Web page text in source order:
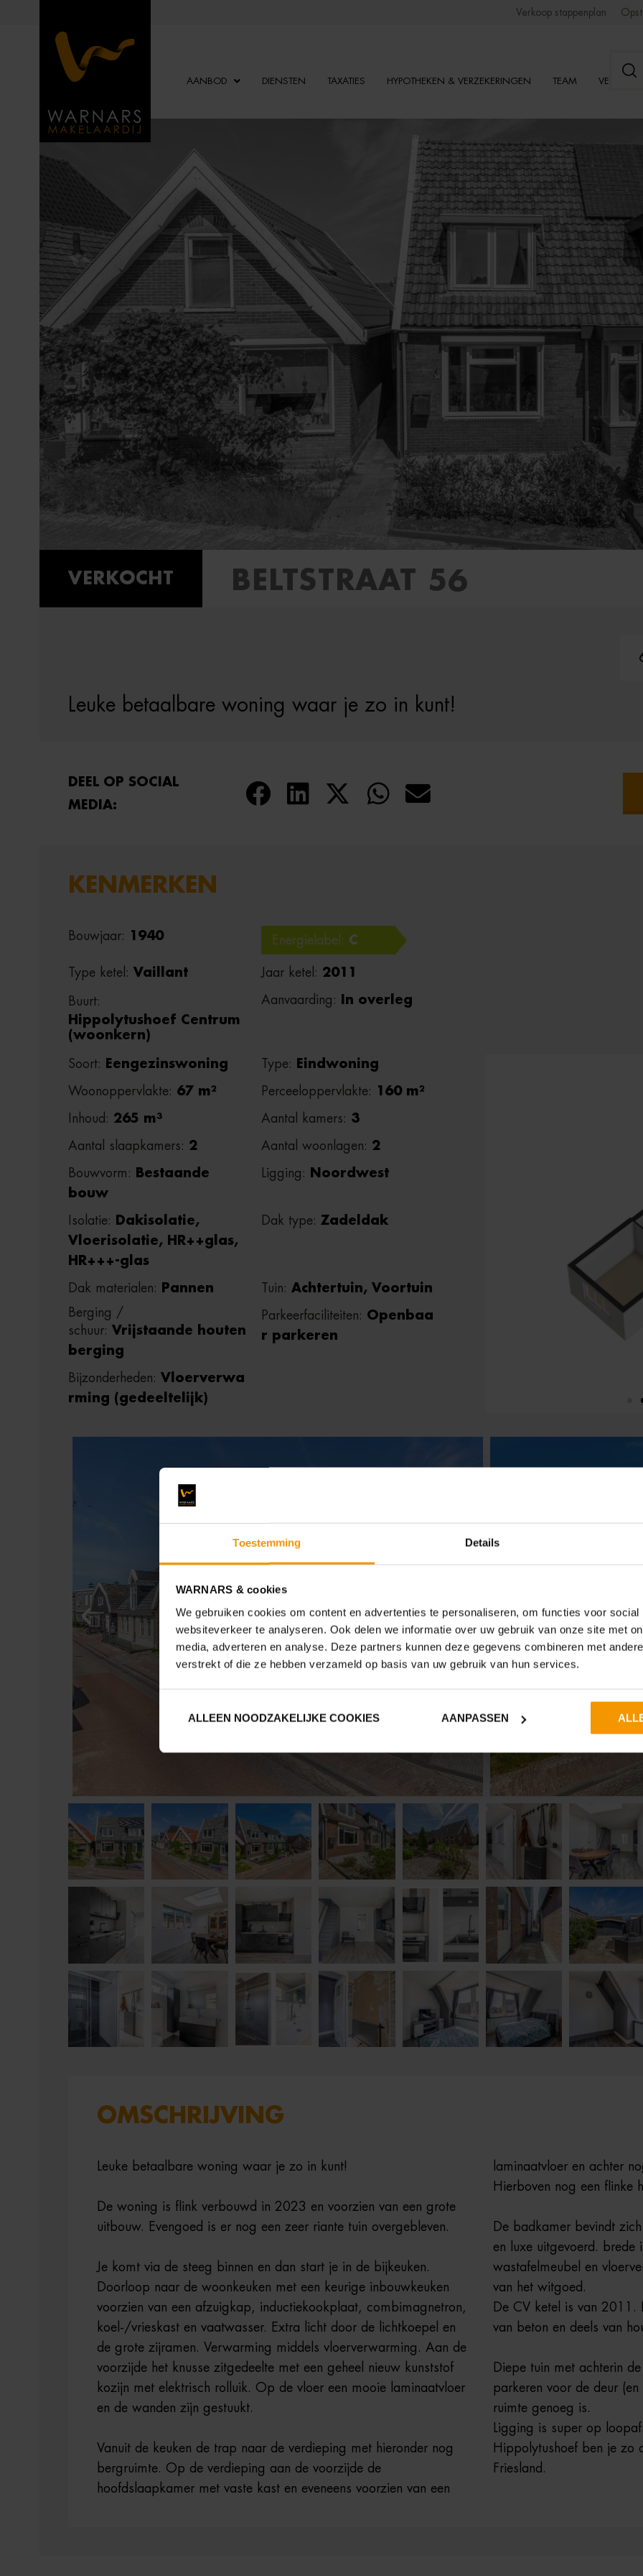
Toestemming Details
WARNARS & cookies
We gebruiken cookies om content en advertenties te personaliseren, om functies voor
websiteverkeer te analyseren. Ook delen we informatie over uw gebruik van onze site met
media, adverteren en analyse. Deze partners kunnen deze gegevens combineren met
verstrekt of die ze hebben verzameld op basis van uw gebruik van hun services.
ALLEEN NOODZAKELIJKE COOKIES AANPASSEN
Verkoop stappenplan
AANBOD DIENSTEN TAXATIES HYPOTHEKEN & VERZEKERINGEN TEAM
VERKOCHT BELTSTRAAT 56
Leuke betaalbare woning waar je zo in kunt!
DEEL OP SOCIAL
MEDIA:
KENMERKEN
Bouwjaar: 1940 Energielabel: C
Type ketel: Vaillant Jaar ketel: 2011
Buurt:
Hippolytushoef Centrum
(woonkern)
Aanvaarding: In overleg
Soort: Eengezinswoning Type: Eindwoning
Woonoppervlakte: 67 m² Perceeloppervlakte: 160 m²
Inhoud: 265 m³ Aantal kamers: 3
Aantal slaapkamers: 2 Aantal woonlagen: 2
Bouwvorm:
Bestaande
bouw
Ligging: Noordwest
Isolatie:
Dakisolatie,
Vloerisolatie, HR++glas,
HR+++-glas
Dak type: Zadeldak
Dak materialen: Pannen Tuin: Achtertuin, Voortuin
Berging /
schuur: Vrijstaande houten
berging
Parkeerfaciliteiten: Openbaa
r parkeren
Bijzonderheden: Vloerverwa
rming (gedeeltelijk)
OMSCHRIJVING
Leuke betaalbare woning waar je zo in kunt!
De woning is flink verbouwd in 2023 en voorzien van een grote
uitbouw. Evengoed is er nog een zeer riante tuin overgebleven.
Je komt via de steeg binnen en dan start je in de bijkeuken.
Doorloop naar de woonkeuken met een keurige inbouwkeuken
voorzien van een afzuigkap, inductiekookplaat, combimagnetron,
koel-/vrieskast en vaatwasser. Extra licht door de lichtkoepel en
de grote zijramen. Verwarming middels vloerverwarming. Aan de
voorzijde het knusse zitgedeelte met een geheel nieuw kunststof
kozijn met elektrisch rolluik. Op de vloer een mooie laminaatvloer
en de wanden zijn gestuukt.
Vanuit de keuken de trap naar de verdieping met hieronder nog
bergruimte. Op de verdieping aan de voorzijde de
hoofdslaapkamer met vaste kast en eveneens voorzien van een
laminaatvloer en achter
Hierboven nog een flinke
De badkamer bevindt
en luxe uitgevoerd. brede
wastafelmeubel en
van het witgoed.
De CV ketel is van 2011.
van beton en deels van
Diepe tuin met achterin
parkeren voor de deur
ruimte genoeg is.
Ligging is super op
Hippolytushoef ben je zo
Friesland.